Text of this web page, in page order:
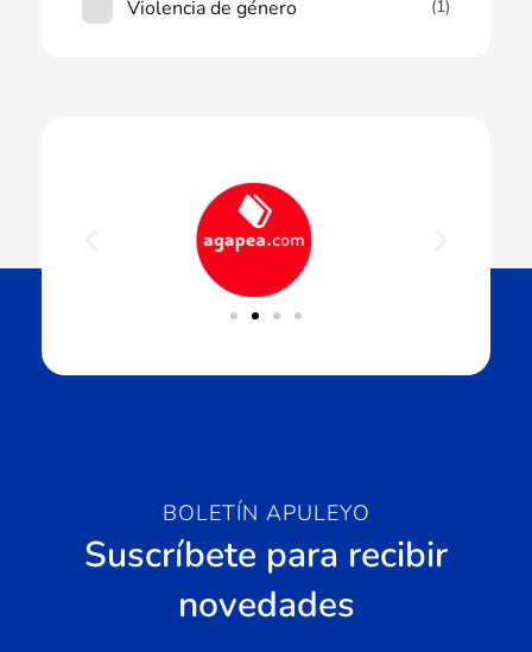
Violencia de género (1)
BOLETÍN APULEYO
Suscríbete para recibir
novedades